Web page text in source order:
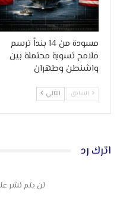
مسودة من 14 بنداً ترسم
ملامح تسوية محتملة بين
واشنطن وطهران
السابق التالي
اترك رد
لن يتم نشر